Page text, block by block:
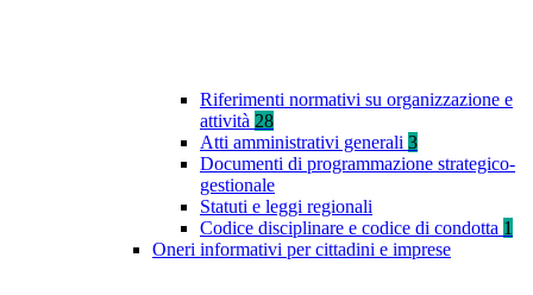
Riferimenti normativi su organizzazione e
attività 28
Atti amministrativi generali 3
Documenti di programmazione strategico-
gestionale
Statuti e leggi regionali
Codice disciplinare e codice di condotta 1
Oneri informativi per cittadini e imprese